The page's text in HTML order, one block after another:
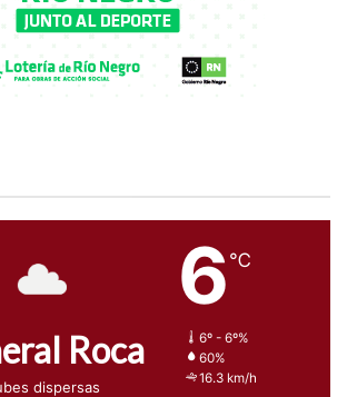
Roca
dispersas
6 ℃
6º - 6º%
60%
16.3 km/h